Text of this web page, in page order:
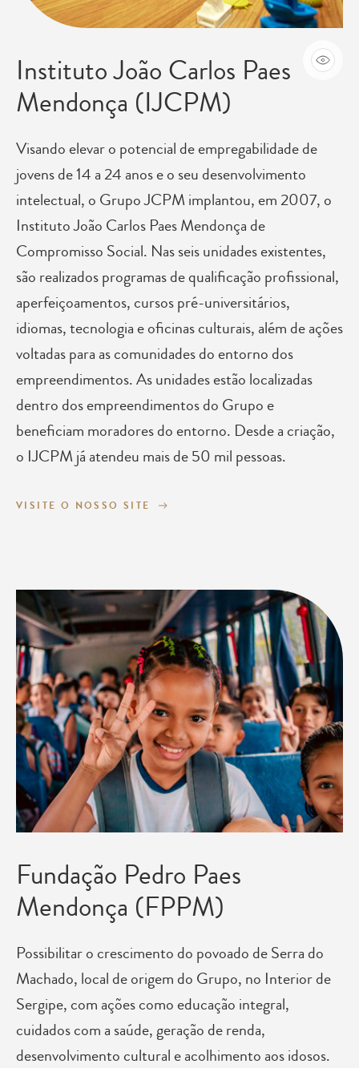
Instituto João Carlos Paes
Mendonça (IJCPM)
Visando elevar o potencial de empregabilidade de
jovens de 14 a 24 anos e o seu desenvolvimento
intelectual, o Grupo JCPM implantou, em 2007, o
Instituto João Carlos Paes Mendonça de
Compromisso Social. Nas seis unidades existentes,
são realizados programas de qualificação profissional,
aperfeiçoamentos, cursos pré-universitários,
idiomas, tecnologia e oficinas culturais, além de ações
voltadas para as comunidades do entorno dos
empreendimentos. As unidades estão localizadas
dentro dos empreendimentos do Grupo e
beneficiam moradores do entorno. Desde a criação,
o IJCPM já atendeu mais de 50 mil pessoas.
VISITE O NOSSO SITE
Fundação Pedro Paes
Mendonça (FPPM)
Possibilitar o crescimento do povoado de Serra do
Machado, local de origem do Grupo, no Interior de
Sergipe, com ações como educação integral,
cuidados com a saúde, geração de renda,
desenvolvimento cultural e acolhimento aos idosos.